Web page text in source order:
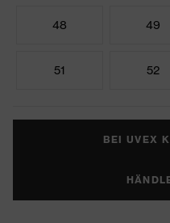
48 49
51 52
BEI UVEX